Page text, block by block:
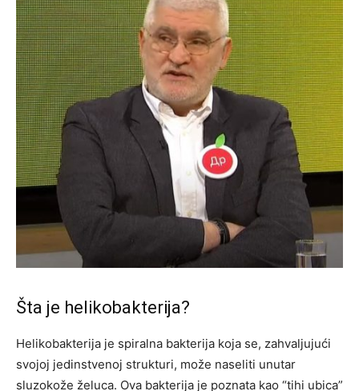
Šta je helikobakterija?
Helikobakterija je spiralna bakterija koja se, zahvaljujući
svojoj jedinstvenoj strukturi, može naseliti unutar
sluzokože želuca. Ova bakterija je poznata kao “tihi ubica”